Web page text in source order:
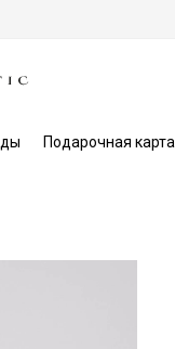
Подарочная карта